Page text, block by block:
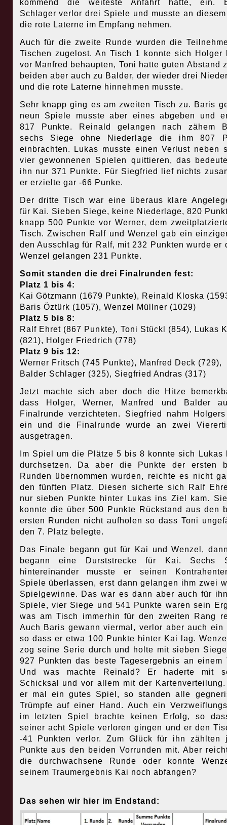
kommend die weiteste Anfahrt hatte, ein.
Schlager verlor drei Spiele und musste an
die rote Laterne im Empfang nehmen.
Auch für die zweite Runde wurden die
Tischen zugelost. An Tisch 1 konnte sich Holger
vor Manfred behaupten, Toni hatte guten Abstand
beiden aber auch zu Balder, der wieder drei
und die rote Laterne hinnehmen musste.
Sehr knapp ging es am zweiten Tisch zu. Baris
neun Spiele musste aber eines abgeben und
817 Punkte. Reinald gelangen nach zähem
sechs Siege ohne Niederlage die ihm 807
einbrachten. Lukas musste einen Verlust neben
vier gewonnenen Spielen quittieren, das
ihn nur 371 Punkte. Für Siegfried lief nichts
er erzielte gar -66 Punke.
Der dritte Tisch war eine überaus klare
für Kai. Sieben Siege, keine Niederlage, 820
knapp 500 Punkte vor Werner, dem
Tisch. Zwischen Ralf und Wenzel gab ein
den Ausschlag für Ralf, mit 232 Punkten wurde er
Wenzel gelangen 231 Punkte.
Somit standen die drei Finalrunden fest:
Platz 1 bis 4:
Kai Götzmann (1679 Punkte), Reinald Kloska
Baris Öztürk (1057), Wenzel Müllner (1029)
Platz 5 bis 8:
Ralf Ehret (867 Punkte), Toni Stückl (854), Lukas
(821), Holger Friedrich (778)
Platz 9 bis 12:
Werner Fritsch (745 Punkte), Manfred Deck (729),
Balder Schlager (325), Siegfried Andras (317)
Jetzt machte sich aber doch die Hitze
dass Holger, Werner, Manfred und Balder
Finalrunde verzichteten. Siegfried nahm
ein und die Finalrunde wurde an zwei
ausgetragen.
Im Spiel um die Plätze 5 bis 8 konnte sich Lukas
durchsetzen. Da aber die Punkte der ersten
Runden übernommen wurden, reichte es nicht
den fünften Platz. Diesen sicherte sich Ralf
nur sieben Punkte hinter Lukas ins Ziel kam.
konnte die über 500 Punkte Rückstand aus den
ersten Runden nicht aufholen so dass Toni
den 7. Platz belegte.
Das Finale begann gut für Kai und Wenzel,
begann eine Durststrecke für Kai. Sechs
hintereinander musste er seinen
Spiele überlassen, erst dann gelangen ihm zwei
Spielgewinne. Das war es dann aber auch für
Spiele, vier Siege und 541 Punkte waren sein
was am Tisch immerhin für den zweiten Rang
Auch Baris gewann viermal, verlor aber auch ein
so dass er etwa 100 Punkte hinter Kai lag.
zog seine Serie durch und holte mit sieben
927 Punkten das beste Tagesergebnis an einem
Und was machte Reinald? Er haderte mit
Schicksal und vor allem mit der
er mal ein gutes Spiel, so standen alle
Trümpfe auf einer Hand. Auch ein
im letzten Spiel brachte keinen Erfolg, so
seiner acht Spiele verloren gingen und er den
-41 Punkten verlor. Zum Glück für ihn zählten
Punkte aus den beiden Vorrunden mit. Aber
die durchwachsene Runde oder konnte
seinem Traumergebnis Kai noch abfangen?
Das sehen wir hier im Endstand: